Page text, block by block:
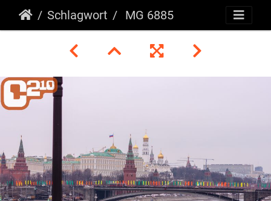
Schlagwort MG 6885